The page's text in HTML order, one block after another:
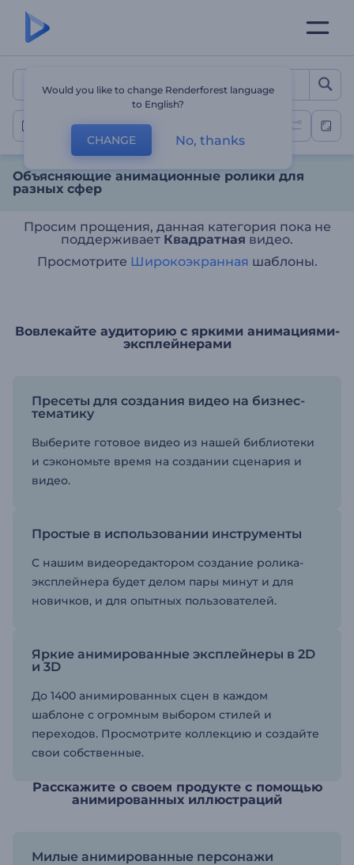
Объясняющие
Объясняющие ролики
Объясняющие анимационные ролики для
разных сфер
Просим прощения, данная категория пока не
поддерживает Квадратная видео.
Просмотрите Широкоэкранная шаблоны.
Вовлекайте аудиторию с яркими анимациями-
эксплейнерами
Пресеты для создания видео на бизнес-
тематику
Выберите готовое видео из нашей библиотеки
и сэкономьте время на создании сценария и
видео.
Простые в использовании инструменты
С нашим видеоредактором создание ролика-
эксплейнера будет делом пары минут и для
новичков, и для опытных пользователей.
Яркие анимированные эксплейнеры в 2D
и 3D
До 1400 анимированных сцен в каждом
шаблоне с огромным выбором стилей и
переходов. Просмотрите коллекцию и создайте
свои собственные.
Расскажите о своем продукте с помощью
анимированных иллюстраций
Милые анимированные персонажи
Would you like to change Renderforest language
to English?
CHANGE No, thanks